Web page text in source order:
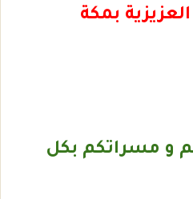
بمكة
و مسراتكم بكل